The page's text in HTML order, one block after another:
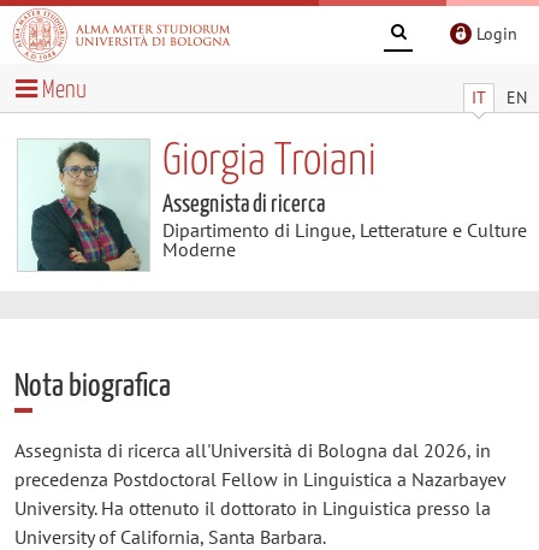
Login
IT EN
Menu
Giorgia Troiani
Assegnista di ricerca
Dipartimento di Lingue, Letterature e Culture
Moderne
Nota biografica
Assegnista di ricerca all'Università di Bologna dal 2026, in
precedenza Postdoctoral Fellow in Linguistica a Nazarbayev
University. Ha ottenuto il dottorato in Linguistica presso la
University of California, Santa Barbara.